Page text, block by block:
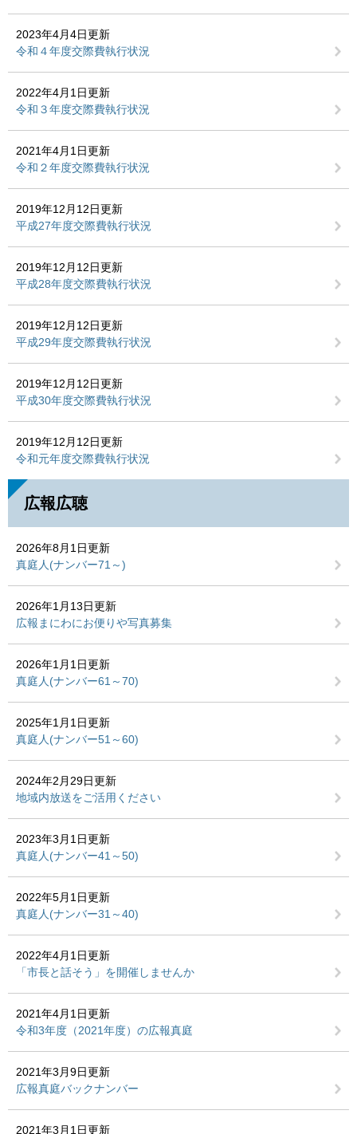
2023年4月4日更新
令和４年度交際費執行状況
2022年4月1日更新
令和３年度交際費執行状況
2021年4月1日更新
令和２年度交際費執行状況
2019年12月12日更新
平成27年度交際費執行状況
2019年12月12日更新
平成28年度交際費執行状況
2019年12月12日更新
平成29年度交際費執行状況
2019年12月12日更新
平成30年度交際費執行状況
2019年12月12日更新
令和元年度交際費執行状況
広報広聴
2026年8月1日更新
真庭人(ナンバー71～)
2026年1月13日更新
広報まにわにお便りや写真募集
2026年1月1日更新
真庭人(ナンバー61～70)
2025年1月1日更新
真庭人(ナンバー51～60)
2024年2月29日更新
地域内放送をご活用ください
2023年3月1日更新
真庭人(ナンバー41～50)
2022年5月1日更新
真庭人(ナンバー31～40)
2022年4月1日更新
「市長と話そう」を開催しませんか
2021年4月1日更新
令和3年度（2021年度）の広報真庭
2021年3月9日更新
広報真庭バックナンバー
2021年3月1日更新